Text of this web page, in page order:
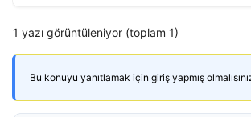
1 yazı görüntüleniyor (toplam 1)
Bu konuyu yanıtlamak için giriş yapmış